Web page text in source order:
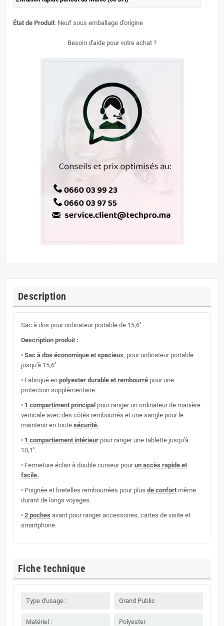
État de Produit: Neuf sous emballage d’origine
Besoin d'aide pour votre achat ?
Description
Sac à dos pour ordinateur portable de 15,6''
Description produit :
• Sac à dos économique et spacieux, pour ordinateur portable
jusqu'à 15,6''
• Fabriqué en polyester durable et rembourré pour une
protection supplémentaire.
• 1 compartiment principal pour ranger un ordinateur de manière
verticale avec des côtés rembourrés et une sangle pour le
maintenir en toute sécurité.
• 1 compartiement intérieur pour ranger une tablette jusqu'à
10,1''.
• Fermeture éclair à double curseur pourun accès rapide et
facile.
• Poignée et bretelles rembourrées pour plus de confort même
durant de longs voyages.
• 2 poches avant pour ranger accessoires, cartes de visite et
smartphone.
Fiche technique
Type d'usage : Grand Public
Matériel : Polyester